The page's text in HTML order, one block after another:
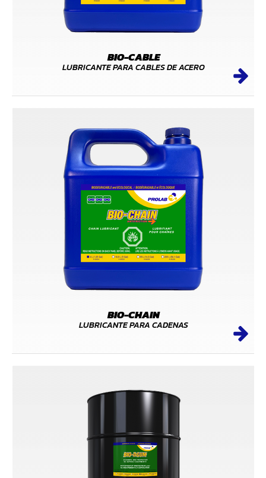
BIO-CABLE
LUBRICANTE PARA CABLES DE ACERO
BIO-CHAIN
LUBRICANTE PARA CADENAS